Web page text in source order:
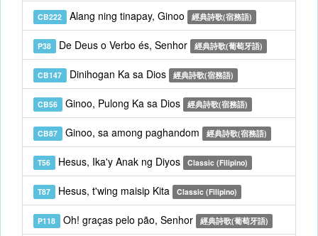
CB222 Alang ning tinapay, Ginoo 經典詩歌(宿務語)
P38 De Deus o Verbo és, Senhor 經典詩歌(葡萄牙語)
CB147 Dinihogan Ka sa Dios 經典詩歌(宿務語)
CB56 Ginoo, Pulong Ka sa Dios 經典詩歌(宿務語)
CB87 Ginoo, sa among paghandom 經典詩歌(宿務語)
T56 Hesus, Ika'y Anak ng Diyos Classic (Filipino)
T87 Hesus, t'wing maisip Kita Classic (Filipino)
P118 Oh! graças pelo pão, Senhor 經典詩歌(葡萄牙語)